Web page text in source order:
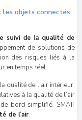
les objets connectés
suivi de la qualité de
de solutions de
des risques liés à la
en temps réel.
qualité de l’air intérieur.
à la qualité de l’air
bord simplifié. SMATI
de l’air.